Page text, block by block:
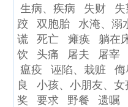
生病、疾病
失财 失
跤
双胞胎 水淹、溺
谎
死亡 瘫痪 躺在
饮
头痛 屠夫 屠宰
瘟疫
诬陷、栽赃 侮
良
小孩、小朋友、女
奖
要求 野餐 遗嘱